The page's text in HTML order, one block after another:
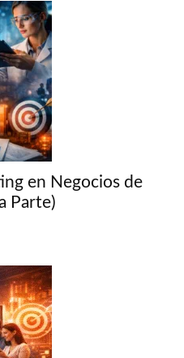
en Negocios de
Parte)